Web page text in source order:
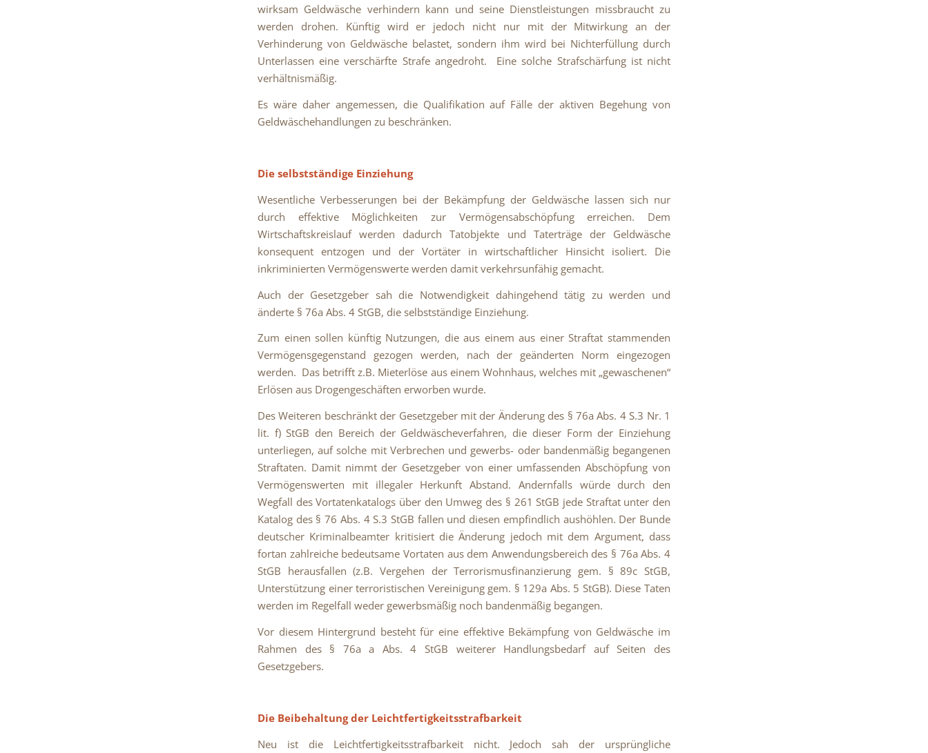
wirksam Geldwäsche verhindern kann und seine Dienstleistungen missbraucht zu
werden drohen. Künftig wird er jedoch nicht nur mit der Mitwirkung an der
Verhinderung von Geldwäsche belastet, sondern ihm wird bei Nichterfüllung durch
Unterlassen eine verschärfte Strafe angedroht. Eine solche Strafschärfung ist nicht
verhältnismäßig.
Es wäre daher angemessen, die Qualifikation auf Fälle der aktiven Begehung von
Geldwäschehandlungen zu beschränken.
Die selbstständige Einziehung
Wesentliche Verbesserungen bei der Bekämpfung der Geldwäsche lassen sich nur
durch effektive Möglichkeiten zur Vermögensabschöpfung erreichen. Dem
Wirtschaftskreislauf werden dadurch Tatobjekte und Taterträge der Geldwäsche
konsequent entzogen und der Vortäter in wirtschaftlicher Hinsicht isoliert. Die
inkriminierten Vermögenswerte werden damit verkehrsunfähig gemacht.
Auch der Gesetzgeber sah die Notwendigkeit dahingehend tätig zu werden und
änderte § 76a Abs. 4 StGB, die selbstständige Einziehung.
Zum einen sollen künftig Nutzungen, die aus einem aus einer Straftat stammenden
Vermögensgegenstand gezogen werden, nach der geänderten Norm eingezogen
werden. Das betrifft z.B. Mieterlöse aus einem Wohnhaus, welches mit „gewaschenen“
Erlösen aus Drogengeschäften erworben wurde.
Des Weiteren beschränkt der Gesetzgeber mit der Änderung des § 76a Abs. 4 S.3 Nr. 1
lit. f) StGB den Bereich der Geldwäscheverfahren, die dieser Form der Einziehung
unterliegen, auf solche mit Verbrechen und gewerbs- oder bandenmäßig begangenen
Straftaten. Damit nimmt der Gesetzgeber von einer umfassenden Abschöpfung von
Vermögenswerten mit illegaler Herkunft Abstand. Andernfalls würde durch den
Wegfall des Vortatenkatalogs über den Umweg des § 261 StGB jede Straftat unter den
Katalog des § 76 Abs. 4 S.3 StGB fallen und diesen empfindlich aushöhlen. Der Bunde
deutscher Kriminalbeamter kritisiert die Änderung jedoch mit dem Argument, dass
fortan zahlreiche bedeutsame Vortaten aus dem Anwendungsbereich des § 76a Abs. 4
StGB herausfallen (z.B. Vergehen der Terrorismusfinanzierung gem. § 89c StGB,
Unterstützung einer terroristischen Vereinigung gem. § 129a Abs. 5 StGB). Diese Taten
werden im Regelfall weder gewerbsmäßig noch bandenmäßig begangen.
Vor diesem Hintergrund besteht für eine effektive Bekämpfung von Geldwäsche im
Rahmen des § 76a a Abs. 4 StGB weiterer Handlungsbedarf auf Seiten des
Gesetzgebers.
Die Beibehaltung der Leichtfertigkeitsstrafbarkeit
Neu ist die Leichtfertigkeitsstrafbarkeit nicht. Jedoch sah der ursprüngliche